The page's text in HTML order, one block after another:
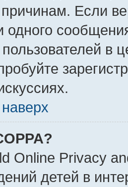
Если
одного
в
Online Privacy
детей в